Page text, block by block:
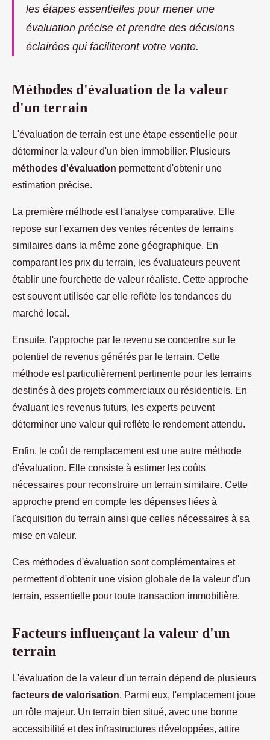
les étapes essentielles pour mener une
évaluation précise et prendre des décisions
éclairées qui faciliteront votre vente.
Méthodes d'évaluation de la valeur
d'un terrain
L'évaluation de terrain est une étape essentielle pour
déterminer la valeur d'un bien immobilier. Plusieurs
méthodes d'évaluation permettent d'obtenir une
estimation précise.
La première méthode est l'analyse comparative. Elle
repose sur l'examen des ventes récentes de terrains
similaires dans la même zone géographique. En
comparant les prix du terrain, les évaluateurs peuvent
établir une fourchette de valeur réaliste. Cette approche
est souvent utilisée car elle reflète les tendances du
marché local.
Ensuite, l'approche par le revenu se concentre sur le
potentiel de revenus générés par le terrain. Cette
méthode est particulièrement pertinente pour les terrains
destinés à des projets commerciaux ou résidentiels. En
évaluant les revenus futurs, les experts peuvent
déterminer une valeur qui reflète le rendement attendu.
Enfin, le coût de remplacement est une autre méthode
d'évaluation. Elle consiste à estimer les coûts
nécessaires pour reconstruire un terrain similaire. Cette
approche prend en compte les dépenses liées à
l'acquisition du terrain ainsi que celles nécessaires à sa
mise en valeur.
Ces méthodes d'évaluation sont complémentaires et
permettent d'obtenir une vision globale de la valeur d'un
terrain, essentielle pour toute transaction immobilière.
Facteurs influençant la valeur d'un
terrain
L'évaluation de la valeur d'un terrain dépend de plusieurs
facteurs de valorisation. Parmi eux, l'emplacement joue
un rôle majeur. Un terrain bien situé, avec une bonne
accessibilité et des infrastructures développées, attire